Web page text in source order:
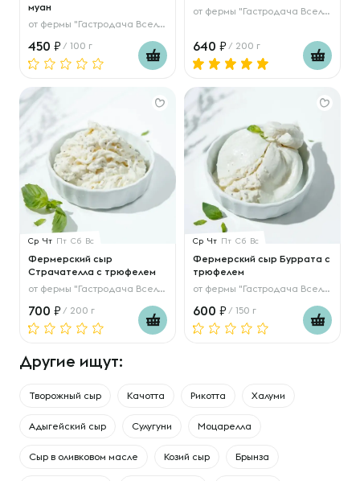
муан
от фермы "Гастродача Вселуг"
450 / 100 г
от фермы "Гастродача Вселуг"
640 / 200 г
Ср Чт Пт Сб Вс
Фермерский сыр
Страчателла с трюфелем
от фермы "Гастродача Вселуг"
700 / 200 г
Ср Чт Пт Сб Вс
Фермерский сыр Буррата с
трюфелем
от фермы "Гастродача Вселуг"
600 / 150 г
Другие ищут:
Творожный сыр Качотта Рикотта Халуми
Адыгейский сыр Сулугуни Моцарелла
Сыр в оливковом масле Козий сыр Брынза